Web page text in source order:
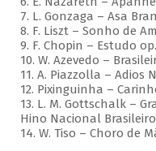
7. L. Gonzaga – Asa
8. F. Liszt – Sonho de
9. F. Chopin – Estudo
10. W. Azevedo –
11. A. Piazzolla – Adios
12. Pixinguinha –
13. L. M. Gottschalk –
Hino Nacional Brasileiro
14. W. Tiso – Choro de